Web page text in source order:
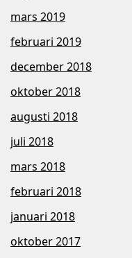
mars 2019
februari 2019
december 2018
oktober 2018
augusti 2018
juli 2018
mars 2018
februari 2018
januari 2018
oktober 2017